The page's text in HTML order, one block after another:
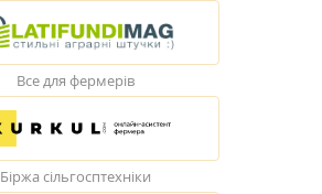
Все для фермерів
Біржа сільгосптехніки